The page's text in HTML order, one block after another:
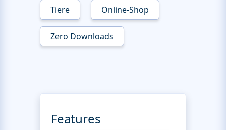
Tiere Online-Shop
Zero Downloads
Features